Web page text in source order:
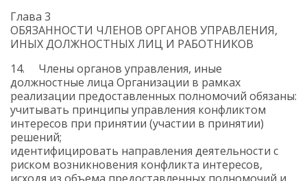
Глава 3
ОБЯЗАННОСТИ ЧЛЕНОВ ОРГАНОВ УПРАВЛЕНИЯ,
ИНЫХ ДОЛЖНОСТНЫХ ЛИЦ И РАБОТНИКОВ
14. Члены органов управления, иные
должностные лица Организации в рамках
реализации предоставленных полномочий обязаны:
учитывать принципы управления конфликтом
интересов при принятии (участии в принятии)
решений;
идентифицировать направления деятельности с
риском возникновения конфликта интересов,